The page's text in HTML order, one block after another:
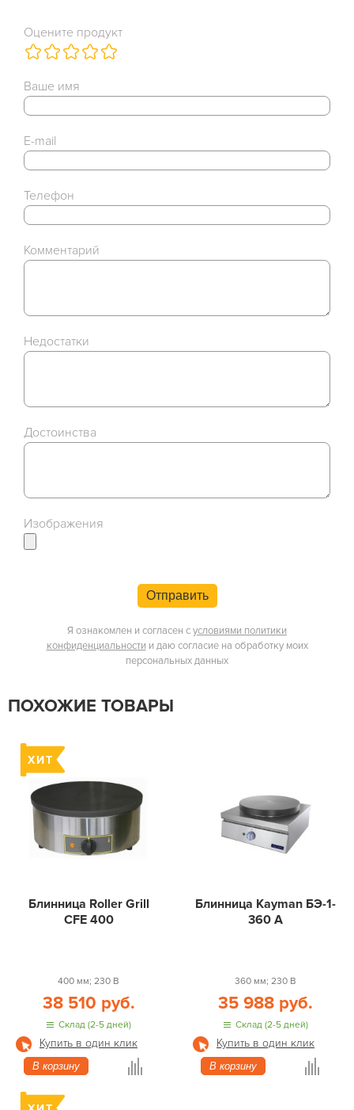
Оцените продукт
Ваше имя
E-mail
Телефон
Комментарий
Недостатки
Достоинства
Изображения
Отправить
Я ознакомлен и согласен сусловиями политики
конфиденциальности и даю согласие на обработку моих
персональных данных
ПОХОЖИЕ ТОВАРЫ
Блинница Roller Grill
CFE 400
400 мм; 230 В
38 510 руб.
Склад (2-5 дней)
Купить в один клик
В корзину
Блинница Kayman БЭ-1-
360 А
360 мм; 230 В
35 988 руб.
Склад (2-5 дней)
Купить в один клик
В корзину